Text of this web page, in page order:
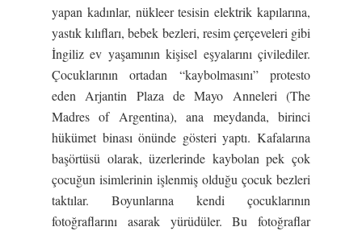
yapan kadınlar, nükleer tesisin elektrik kapılarına,
yastık kılıfları, bebek bezleri, resim çerçeveleri gibi
İngiliz ev yaşamının kişisel eşyalarını çivilediler.
Çocuklarının ortadan “kaybolmasını” protesto
eden Arjantin Plaza de Mayo Anneleri (The
Madres of Argentina), ana meydanda, birinci
hükümet binası önünde gösteri yaptı. Kafalarına
başörtüsü olarak, üzerlerinde kaybolan pek çok
çocuğun isimlerinin işlenmiş olduğu çocuk bezleri
taktılar. Boyunlarına kendi çocuklarının
fotoğraflarını asarak yürüdüler. Bu fotoğraflar